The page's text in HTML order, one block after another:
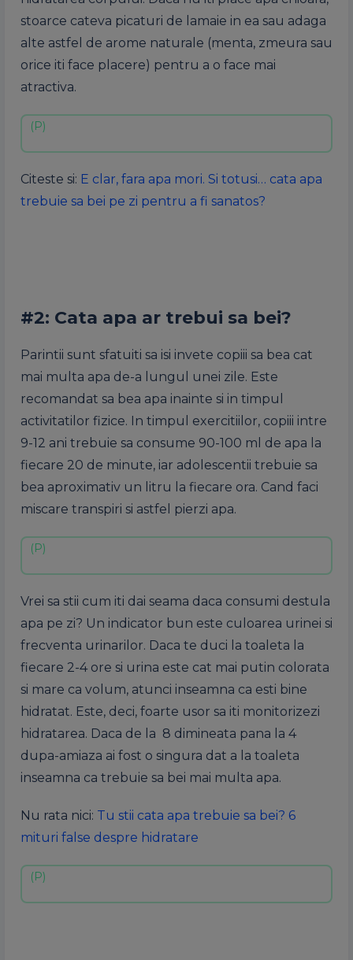
stoarce cateva picaturi de lamaie in ea sau adaga
alte astfel de arome naturale (menta, zmeura sau
orice iti face placere) pentru a o face mai
atractiva.
Citeste si: E clar, fara apa mori. Si totusi… cata apa
trebuie sa bei pe zi pentru a fi sanatos?
#2: Cata apa ar trebui sa bei?
Parintii sunt sfatuiti sa isi invete copiii sa bea cat
mai multa apa de-a lungul unei zile. Este
recomandat sa bea apa inainte si in timpul
activitatilor fizice. In timpul exercitiilor, copiii intre
9-12 ani trebuie sa consume 90-100 ml de apa la
fiecare 20 de minute, iar adolescentii trebuie sa
bea aproximativ un litru la fiecare ora. Cand faci
miscare transpiri si astfel pierzi apa.
Vrei sa stii cum iti dai seama daca consumi destula
apa pe zi? Un indicator bun este culoarea urinei si
frecventa urinarilor. Daca te duci la toaleta la
fiecare 2-4 ore si urina este cat mai putin colorata
si mare ca volum, atunci inseamna ca esti bine
hidratat. Este, deci, foarte usor sa iti monitorizezi
hidratarea. Daca de la 8 dimineata pana la 4
dupa-amiaza ai fost o singura dat a la toaleta
inseamna ca trebuie sa bei mai multa apa.
Nu rata nici: Tu stii cata apa trebuie sa bei? 6
mituri false despre hidratare